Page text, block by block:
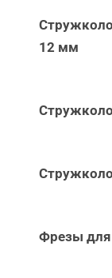
12 мм
Фрезы для